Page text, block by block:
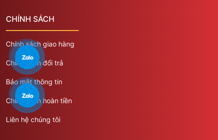
CHÍNH SÁCH
Chính sách giao hàng
Chính sách đổi trả
Bảo mật thông tin
Chính sách hoàn tiền
Liên hệ chúng tôi